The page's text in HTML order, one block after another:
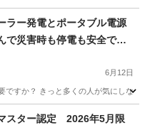
ラー発電とポータブル電源
で災害時も停電も安全で安
6月12日
ですか？ きっと多くの人が気にしな
スター認定 2026年5月限